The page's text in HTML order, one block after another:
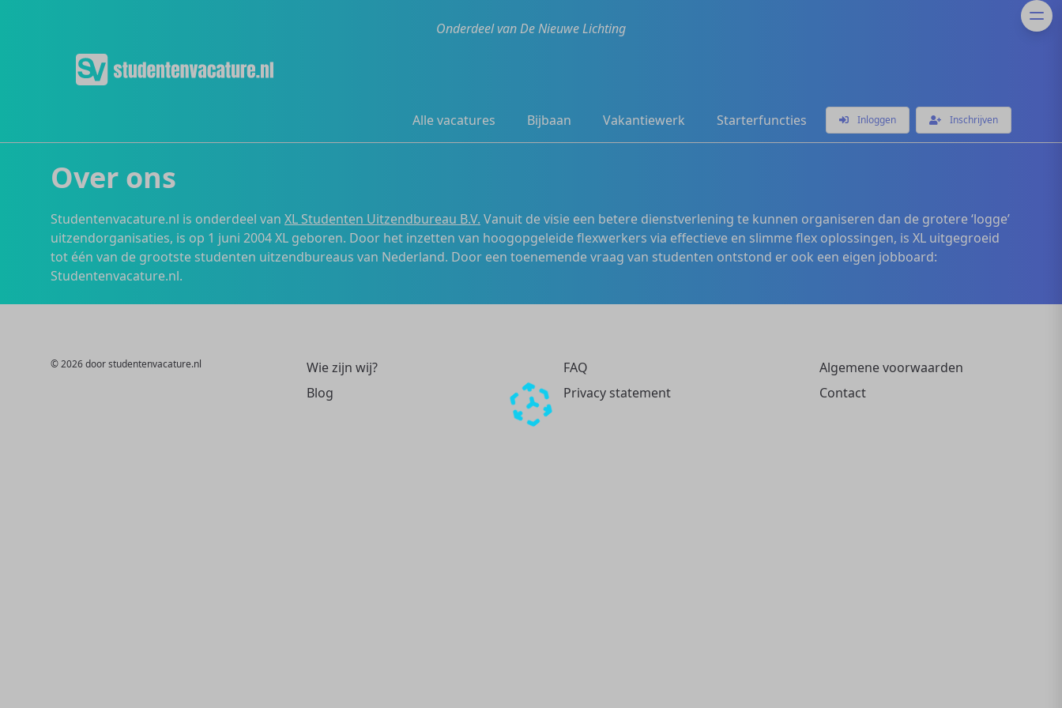
Onderdeel van De Nieuwe Lichting
Alle vacatures Bijbaan Vakantiewerk Starterfuncties Inloggen Inschrijven
Over ons
Studentenvacature.nl is onderdeel van XL Studenten Uitzendbureau B.V. Vanuit de visie een betere dienstverlening te kunnen organiseren dan de grotere ‘logge’
uitzendorganisaties, is op 1 juni 2004 XL geboren. Door het inzetten van hoogopgeleide flexwerkers via effectieve en slimme flex oplossingen, is XL uitgegroeid
tot één van de grootste studenten uitzendbureaus van Nederland. Door een toenemende vraag van studenten ontstond er ook een eigen jobboard:
Studentenvacature.nl.
© 2026 door studentenvacature.nl
Wie zijn wij?
Blog
FAQ
Privacy statement
Algemene voorwaarden
Contact